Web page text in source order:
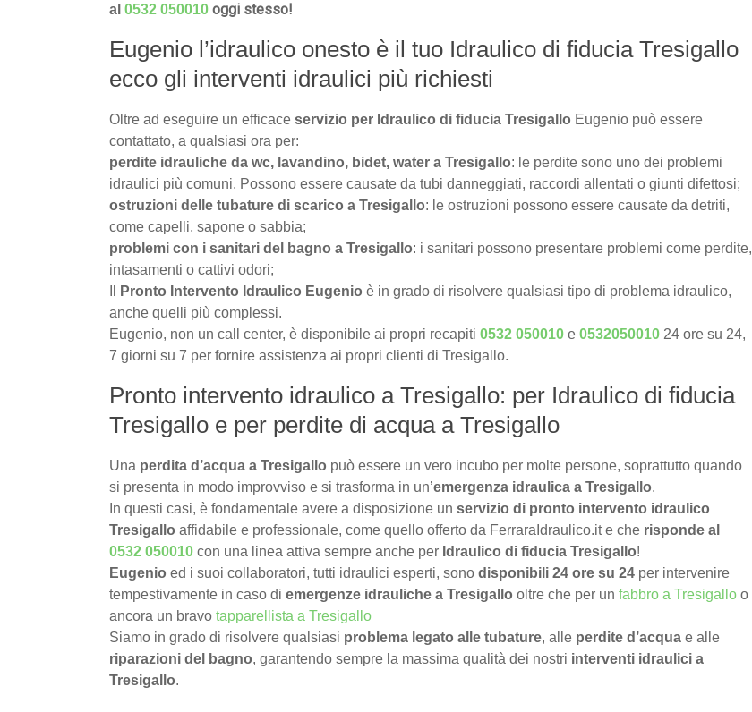
al 0532 050010 oggi stesso!
Eugenio l’idraulico onesto è il tuo Idraulico di fiducia Tresigallo
ecco gli interventi idraulici più richiesti
Oltre ad eseguire un efficace servizio per Idraulico di fiducia Tresigallo Eugenio può essere
contattato, a qualsiasi ora per:
perdite idrauliche da wc, lavandino, bidet, water a Tresigallo: le perdite sono uno dei problemi
idraulici più comuni. Possono essere causate da tubi danneggiati, raccordi allentati o giunti difettosi;
ostruzioni delle tubature di scarico a Tresigallo: le ostruzioni possono essere causate da detriti,
come capelli, sapone o sabbia;
problemi con i sanitari del bagno a Tresigallo: i sanitari possono presentare problemi come perdite,
intasamenti o cattivi odori;
Pronto Intervento Idraulico Eugenio è in grado di risolvere qualsiasi tipo di problema idraulico,
anche quelli più complessi.
Eugenio, non un call center, è disponibile ai propri recapiti 0532 050010 e 0532050010 24 ore su 24,
7 giorni su 7 per fornire assistenza ai propri clienti di Tresigallo.
Pronto intervento idraulico a Tresigallo: per Idraulico di fiducia
Tresigallo e per perdite di acqua a Tresigallo
Una perdita d’acqua a Tresigallo può essere un vero incubo per molte persone, soprattutto quando
si presenta in modo improvviso e si trasforma in un’emergenza idraulica a Tresigallo.
In questi casi, è fondamentale avere a disposizione un servizio di pronto intervento idraulico
Tresigallo affidabile e professionale, come quello offerto da FerraraIdraulico.it e che risponde al
0532 050010 con una linea attiva sempre anche per Idraulico di fiducia Tresigallo!
Eugenio ed i suoi collaboratori, tutti idraulici esperti, sono disponibili 24 ore su 24 per intervenire
tempestivamente in caso di emergenze idrauliche a Tresigallo oltre che per un fabbro a Tresigallo o
ancora un bravo tapparellista a Tresigallo
Siamo in grado di risolvere qualsiasi problema legato alle tubature, alle perdite d’acqua e alle
riparazioni del bagno, garantendo sempre la massima qualità dei nostri interventi idraulici a
Tresigallo.